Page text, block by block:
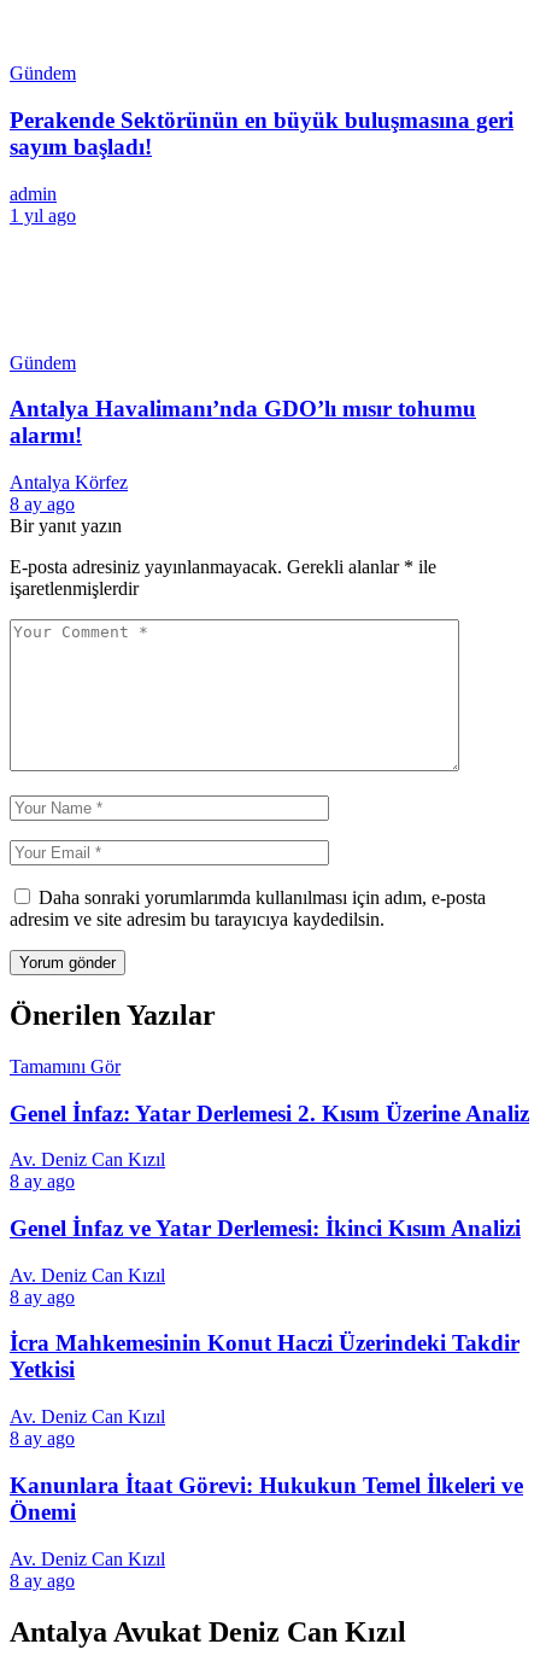
Gündem
Perakende Sektörünün en büyük buluşmasına geri
sayım başladı!
admin
1 yıl ago
Gündem
Antalya Havalimanı’nda GDO’lı mısır tohumu
alarmı!
Antalya Körfez
8 ay ago
Bir yanıt yazın
E-posta adresiniz yayınlanmayacak. Gerekli alanlar * ile
işaretlenmişlerdir
Daha sonraki yorumlarımda kullanılması için adım, e-posta
adresim ve site adresim bu tarayıcıya kaydedilsin.
Önerilen Yazılar
Tamamını Gör
Genel İnfaz: Yatar Derlemesi 2. Kısım Üzerine Analiz
Av. Deniz Can Kızıl
8 ay ago
Genel İnfaz ve Yatar Derlemesi: İkinci Kısım Analizi
Av. Deniz Can Kızıl
8 ay ago
İcra Mahkemesinin Konut Haczi Üzerindeki Takdir
Yetkisi
Av. Deniz Can Kızıl
8 ay ago
Kanunlara İtaat Görevi: Hukukun Temel İlkeleri ve
Önemi
Av. Deniz Can Kızıl
8 ay ago
Antalya Avukat Deniz Can Kızıl